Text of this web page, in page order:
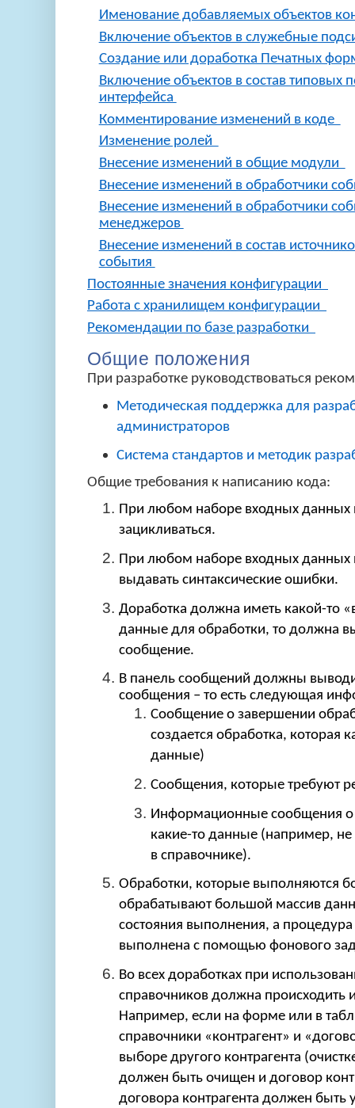
Именование добавляемых объектов
Включение объектов в служебные
Создание или доработка Печатных
Включение объектов в состав типовых
интерфейса
Комментирование изменений в коде
Изменение ролей
Внесение изменений в общие модули
Внесение изменений в обработчики
Внесение изменений в обработчики
менеджеров
Внесение изменений в состав
события
Постоянные значения конфигурации
Работа с хранилищем конфигурации
Рекомендации по базе разработки
Общие положения
При разработке руководствоваться
Методическая поддержка для
администраторов
Система стандартов и методик
Общие требования к написанию кода:
При любом наборе входных
зацикливаться.
При любом наборе входных
выдавать синтаксические ошибки.
Доработка должна иметь какой-то
данные для обработки, то должна
сообщение.
В панель сообщений должны
сообщения – то есть следующая
Сообщение о завершении
создается обработка, которая
данные)
Сообщения, которые требуют
Информационные сообщения о
какие-то данные (например,
в справочнике).
Обработки, которые выполняются
обрабатывают большой массив
состояния выполнения, а
выполнена с помощью фонового
Во всех доработках при
справочников должна происходить
Например, если на форме или в
справочники «контрагент» и
выборе другого контрагента
должен быть очищен и договор
договора контрагента должен быть